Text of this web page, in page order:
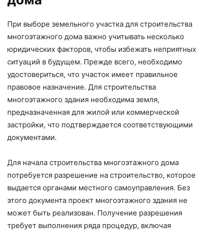
При выборе земельного участка для строительства
многоэтажного дома важно учитывать несколько
юридических факторов, чтобы избежать неприятных
ситуаций в будущем. Прежде всего, необходимо
удостовериться, что участок имеет правильное
правовое назначение. Для строительства
многоэтажного здания необходима земля,
предназначенная для жилой или коммерческой
застройки, что подтверждается соответствующими
документами.
Для начала строительства многоэтажного дома
потребуется разрешение на строительство, которое
выдается органами местного самоуправления. Без
этого документа проект многоэтажного здания не
может быть реализован. Получение разрешения
требует выполнения ряда процедур, включая